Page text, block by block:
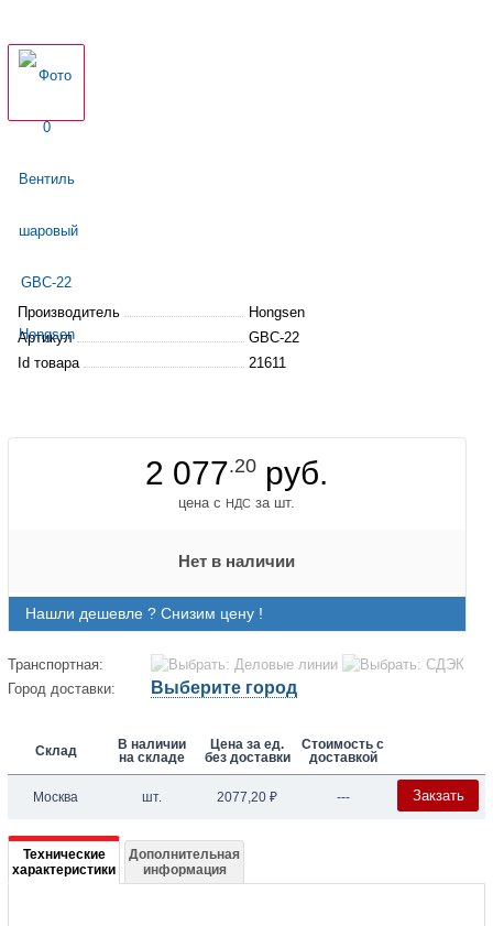
Производитель
Hongsen
Артикул
GBC-22
Id товара
21611
2 077.20 руб.
цена с НДС за шт.
Нет в наличии
Нашли дешевле ? Снизим цену !
Транспортная:
Город доставки:
Выберите город
Склад
В наличии
на складе
Цена за ед.
без доставки
Стоимость с
доставкой
Москва шт. 2077,20 ₽ --- Закзать
Подробная
информация
Технические
характеристики
Дополнительная
информация